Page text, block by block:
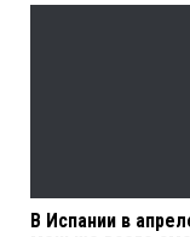
В Испании в